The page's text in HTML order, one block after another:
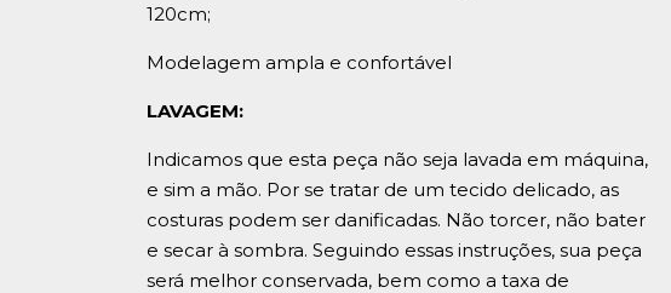
120cm;
Modelagem ampla e confortável
LAVAGEM:
Indicamos que esta peça não seja lavada em máquina,
e sim a mão. Por se tratar de um tecido delicado, as
costuras podem ser danificadas. Não torcer, não bater
e secar à sombra. Seguindo essas instruções, sua peça
será melhor conservada, bem como a taxa de